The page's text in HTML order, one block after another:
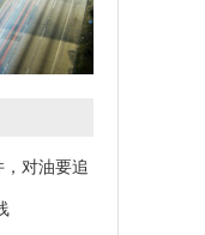
对油要追